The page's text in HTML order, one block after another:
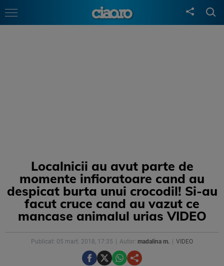
Localnicii au avut parte de
momente infioratoare cand au
despicat burta unui crocodil! Si-au
facut cruce cand au vazut ce
mancase animalul urias VIDEO
Publicat: 05 mart. 2018, 17:35 Autor: madalina m. VIDEO